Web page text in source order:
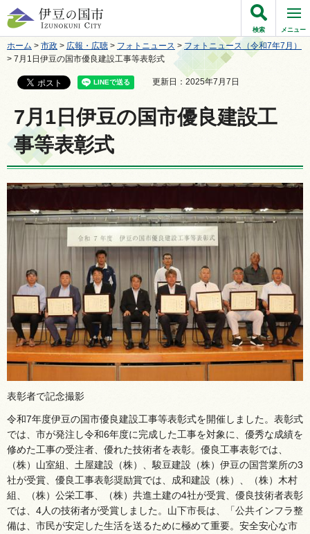
伊豆の国市
検索 メニュー
ホーム > 市政 > 広報・広聴 > フォトニュース >フォトニュース（令和7年7月）
> 7月1日伊豆の国市優良建設工事等表彰式
更新日：2025年7月7日
7月1日伊豆の国市優良建設工
事等表彰式
表彰者で記念撮影
令和7年度伊豆の国市優良建設工事等表彰式を開催しました。表彰式
では、市が発注し令和6年度に完成した工事を対象に、優秀な成績を
修めた工事の受注者、優れた技術者を表彰。優良工事表彰では、
（株）山室組、土屋建設（株）、駿豆建設（株）伊豆の国営業所の3
社が受賞、優良工事表彰奨励賞では、成和建設（株）、（株）木村
組、（株）公栄工事、（株）共進土建の4社が受賞、優良技術者表彰
では、4人の技術者が受賞しました。山下市長は、「公共インフラ整
備は、市民が安定した生活を送るために極めて重要。安全安心な市